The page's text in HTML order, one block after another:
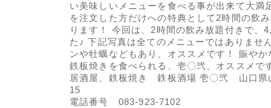
い美味しいメニューを食べる事が出来て大満
を注文した方だけへの特典として2時間の飲
ります！ 今回は、2時間の飲み放題付きで、
た♪ 下記写真は全てのメニューではありませ
ンや牡蠣などもあり、オススメです！ 賑や
鉄板焼きを食べられる、壱〇弐、オススメで
居酒屋、鉄板焼き 鉄板酒場 壱〇弐 山口県
15
電話番号 083-923-7102